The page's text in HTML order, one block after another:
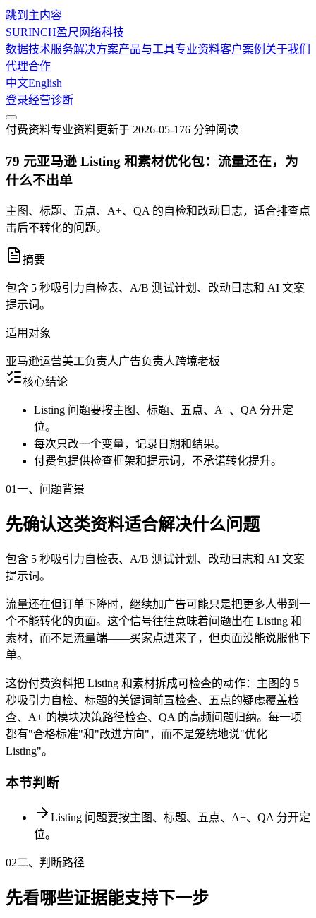
跳到主内容
SURINCH盈尺网络科技
数据技术服务解决方案产品与工具专业资料客户案例 关于我们
代理合作
中文English
登录经营诊断
付费资料专业资料更新于 2026-05-176 分钟阅读
79 元亚马逊 Listing 和素材优化包：流量还在，为
什么不出单
主图、标题、五点、A+、QA 的自检和改动日志，适合排查点
击后不转化的问题。
摘要
包含 5 秒吸引力自检表、A/B 测试计划、改动日志和 AI 文案
提示词。
适用对象
亚马逊运营美工负责人广告负责人跨境老板
核心结论
Listing 问题要按主图、标题、五点、A+、QA 分开定
位。
每次只改一个变量，记录日期和结果。
付费包提供检查框架和提示词，不承诺转化提升。
01一、问题背景
先确认这类资料适合解决什么问题
包含 5 秒吸引力自检表、A/B 测试计划、改动日志和 AI 文案
提示词。
流量还在但订单下降时，继续加广告可能只是把更多人带到一
个不能转化的页面。这个信号往往意味着问题出在 Listing 和
素材，而不是流量端——买家点进来了，但页面没能说服他下
单。
这份付费资料把 Listing 和素材拆成可检查的动作：主图的 5
秒吸引力自检、标题的关键词前置检查、五点的疑虑覆盖检
查、A+ 的模块决策路径检查、QA 的高频问题归纳。每一项
都有"合格标准"和"改进方向"，而不是笼统地说"优化
Listing"。
本节判断
Listing 问题要按主图、标题、五点、A+、QA 分开定
位。
02二、判断路径
先看哪些证据能支持下一步